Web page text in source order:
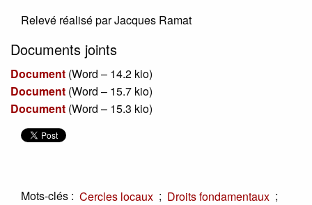
Relevé réalisé par Jacques Ramat
Documents joints
Document (Word – 14.2 kio)
Document (Word – 15.7 kio)
Document (Word – 15.3 kio)
Mots-clés : Cercles locaux ; Droits fondamentaux ;